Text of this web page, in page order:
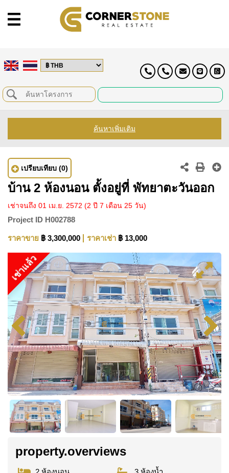
ค้นหาเพิ่มเติม
เปรียบเทียบ (0)
บ้าน 2 ห้องนอน ตั้งอยู่ที่ พัทยาตะวันออก
เช่าจนถึง 01 เม.ย. 2572 (2 ปี 7 เดือน 25 วัน)
Project ID H002788
ราคาขาย ฿ 3,300,000 ราคาเช่า ฿ 13,000
เช่าแล้ว
property.overviews